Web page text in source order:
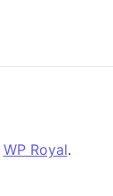
WP Royal.